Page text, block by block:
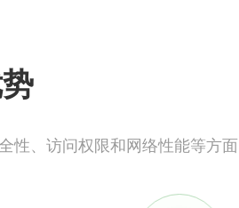
性、访问权限和网络性能等方面